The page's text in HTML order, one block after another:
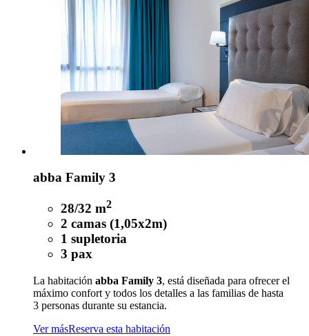
abba Family 3
28/32 m2
2 camas (1,05x2m)
1 supletoria
3 pax
La habitación abba Family 3, está diseñada para ofrecer el
máximo confort y todos los detalles a las familias de hasta
3 personas durante su estancia.
Ver másReserva esta habitación